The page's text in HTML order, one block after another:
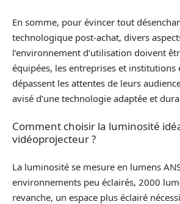
En somme, pour évincer tout
technologique post-achat, divers
l’environnement d’utilisation doivent
équipées, les entreprises et institutions
dépassent les attentes de leurs
avisé d’une technologie adaptée et
Comment choisir la luminosité
vidéoprojecteur ?
La luminosité se mesure en lumens
environnements peu éclairés, 2000
revanche, un espace plus éclairé